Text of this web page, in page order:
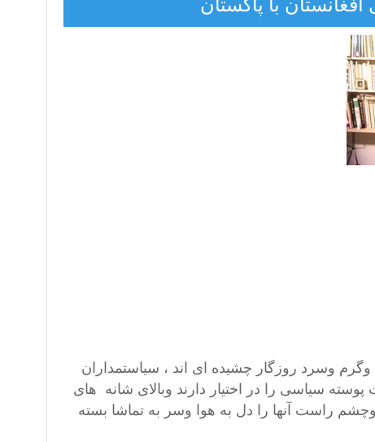
با پاکستان
وگرم وسرد روزگار چشیده ای اند ، سیاستمداران
سیاسی را در اختیار دارند وبالای شانه های
راست آنها را دل به هوا وسر به تماشا بسته